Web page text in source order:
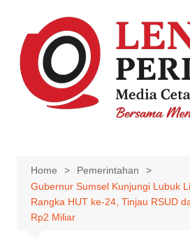
content
Home
Pemerintahan
Gubernur Sumsel Kunjungi Lubuk
Rangka HUT ke-24, Tinjau RSUD
Rp2 Miliar